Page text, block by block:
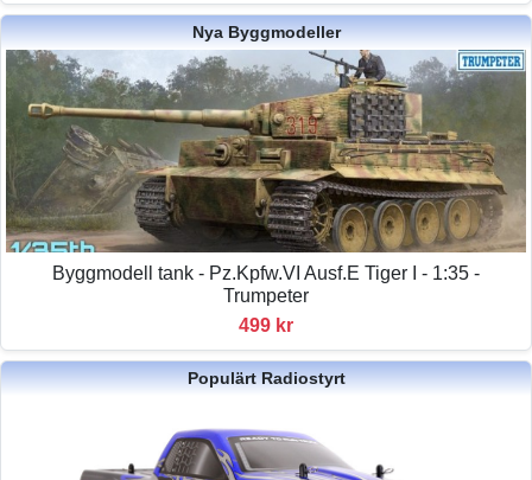
Nya Byggmodeller
Byggmodell tank - Pz.Kpfw.VI Ausf.E Tiger I - 1:35 -
Trumpeter
499 kr
Populärt Radiostyrt